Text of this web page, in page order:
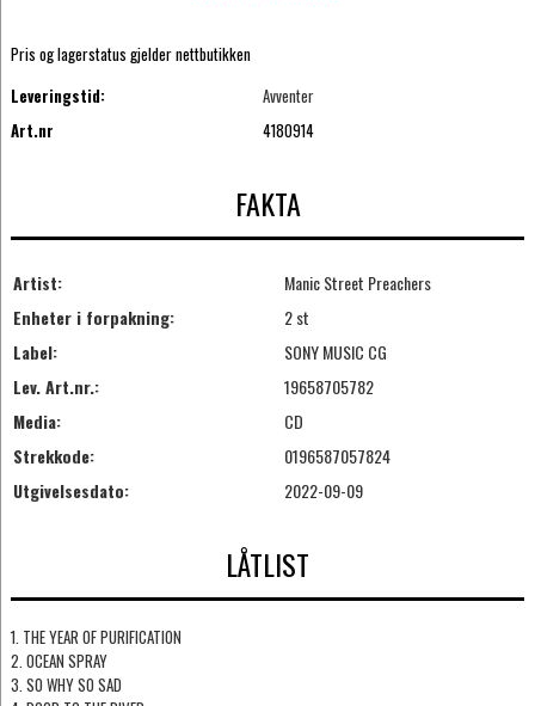
Pris og lagerstatus gjelder nettbutikken
Leveringstid:
Avventer
Art.nr
4180914
FAKTA
Artist:
Manic Street Preachers
Enheter i forpakning:
2 st
Label:
SONY MUSIC CG
Lev. Art.nr.:
19658705782
Media:
CD
Strekkode:
0196587057824
Utgivelsesdato:
2022-09-09
LÅTLIST
1. THE YEAR OF PURIFICATION
2. OCEAN SPRAY
3. SO WHY SO SAD